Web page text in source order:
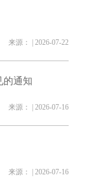
来源： | 2026-07-22
的通知
来源： | 2026-07-16
来源： | 2026-07-16